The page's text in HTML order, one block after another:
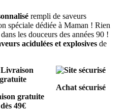
rempli de saveurs
spéciale dédiée à Maman ! Rien
les douceurs des années 90 !
acidulées et explosives de
gratuite
dès 49€
Achat sécurisé